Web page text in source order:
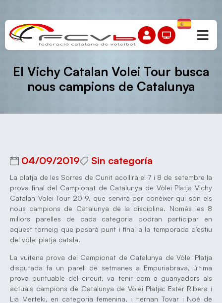
El Vichy Catalan Volei Tour busca
nous campions de Catalunya
04/09/2019 Sin categoría
La platja de les Sorres de Cunit acollirà el 7 i 8 de setembre la
prova final del Campionat de Catalunya de Vòlei Platja Vichy
Catalan Volei Tour 2019, que servirà per conèixer qui són els
nous campions de Catalunya de la disciplina. Només les 8
millors parelles de cada categoria podran participar en
aquest torneig que posarà punt i final a la temporada d’estiu
del vòlei platja català.
La vuitena prova del Campionat de Catalunya de Vòlei Platja
disputada fa un parell de setmanes a Empuriabrava, última
prova puntuable del circuit, va tenir com a guanyadors als
actuals campions de Catalunya de Vòlei Platja: Ester Ribera i
Lia Merteki, en categoria femenina, i Hernan Tovar i Noé de